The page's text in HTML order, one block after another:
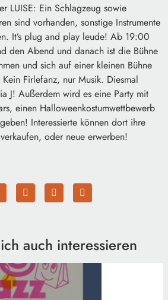
LUISE: Ein Schlagzeug sowie
sind vorhanden, sonstige Instrumente
It’s plug and play leude! Ab 19:00
den Abend und danach ist die Bühne
und sich auf einer kleinen Bühne
Firlefanz, nur Musik. Diesmal
J! Außerdem wird es eine Party mit
einen Halloweenkostumwettbewerb
Interessierte können dort ihre
oder neue erwerben!
auch interessieren